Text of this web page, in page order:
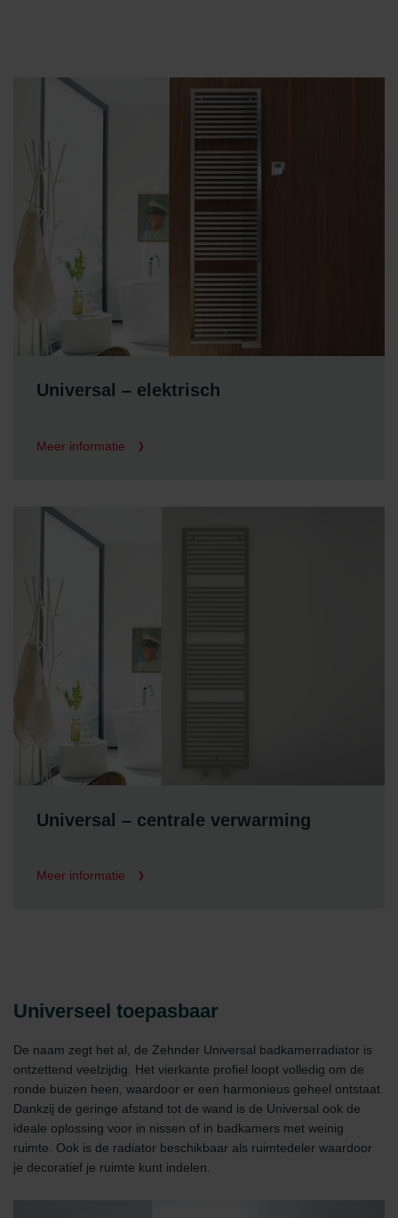
Universal – elektrisch
Meer informatie
Universal – centrale verwarming
Meer informatie
Universeel toepasbaar
De naam zegt het al, de Zehnder Universal badkamerradiator is
ontzettend veelzijdig. Het vierkante profiel loopt volledig om de
ronde buizen heen, waardoor er een harmonieus geheel ontstaat.
Dankzij de geringe afstand tot de wand is de Universal ook de
ideale oplossing voor in nissen of in badkamers met weinig
ruimte. Ook is de radiator beschikbaar als ruimtedeler waardoor
je decoratief je ruimte kunt indelen.